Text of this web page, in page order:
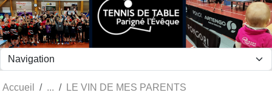
Accueil LE VIN DE MES PARENTS
Panneau de gestion des cookies